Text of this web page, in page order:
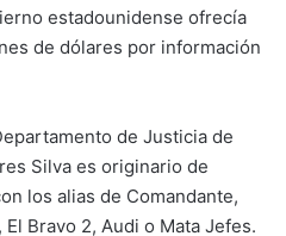
estadounidense ofrecía
de dólares por información
de Justicia de
Silva es originario de
los alias de Comandante,
Bravo 2, Audi o Mata Jefes.